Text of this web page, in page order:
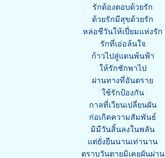
รักต้องตอบด้วยรัก
ด้วยรักมีสุขด้วยรัก
หล่อชีวันให้เปี่ยมแห่งรัก
รักที่เอ่อล้นใจ
ก้าวไปสู่แดนพ้นฟ้า
ให้รักชักพาไป
ผ่านทางที่อันตราย
ใช้รักป้องกัน
กาลที่เวียนเปลี่ยนผัน
ก่อเกิดความสัมพันธ์
มิมีวันสิ้นลงในพลัน
แต่ยั่งยืนนานเท่านาน
ตราบวันตายมิเคยผันผ่าน